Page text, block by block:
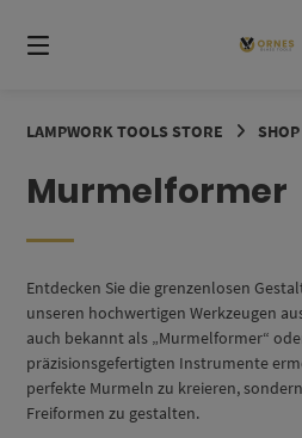
zum
Inhalt
LAMPWORK TOOLS STORE SHOP
Murmelformer
Entdecken Sie die grenzenlosen
unseren hochwertigen Werkzeugen
auch bekannt als „Murmelformer“
präzisionsgefertigten Instrumente
perfekte Murmeln zu kreieren,
Freiformen zu gestalten.